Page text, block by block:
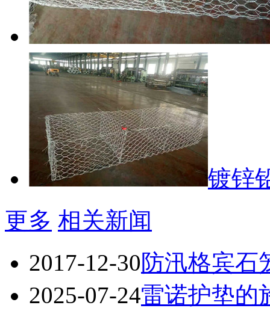
镀锌
更多 相关新闻
2017-12-30防汛格宾石
2025-07-24雷诺护垫的